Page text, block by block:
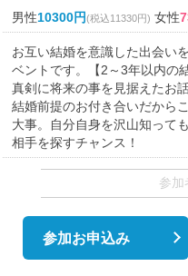
男性10300円(税込11330円) 女性
お互い結婚を意識した出会い
ベントです。【2～3年以内の
真剣に将来の事を見据えたお
結婚前提のお付き合いだから
大事。自分自身を沢山知って
相手を探すチャンス！
参加
参加お申込み